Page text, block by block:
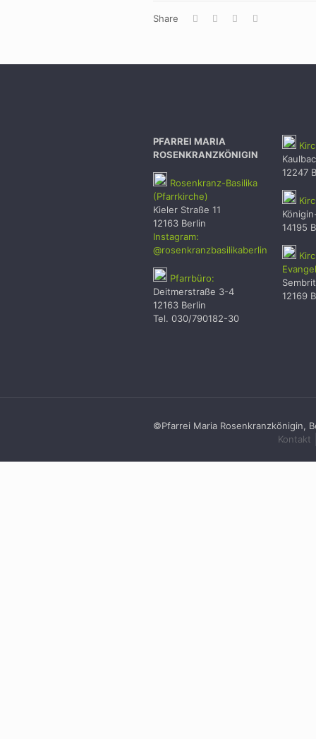
Share
PFARREI MARIA
ROSENKRANZKÖNIGIN
Rosenkranz-Basilika
(Pfarrkirche)
Kieler Straße 11
12163 Berlin
Instagram:
@rosenkranzbasilikaberlin
Pfarrbüro:
Deitmerstraße 3-4
12163 Berlin
Tel. 030/790182-30
12247
14195
12169
©Pfarrei Maria Rosenkranzkönigin,
Kontakt